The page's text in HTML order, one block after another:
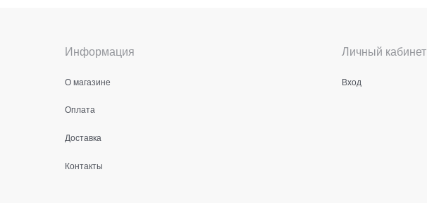
Информация
О магазине
Оплата
Доставка
Контакты
Личный кабинет
Вход